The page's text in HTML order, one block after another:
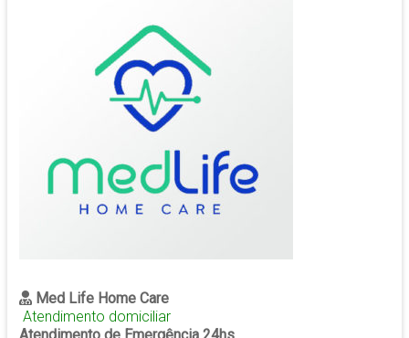
Med Life Home Care
Atendimento domiciliar